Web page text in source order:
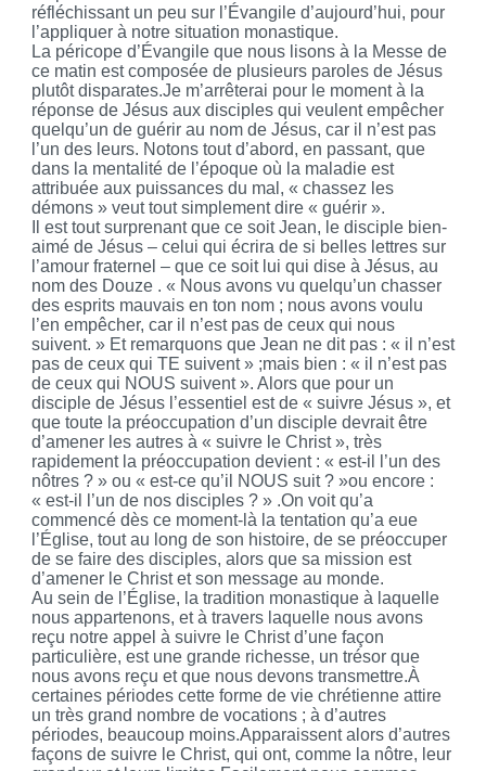
réfléchissant un peu sur l’Évangile d’aujourd’hui, pour
l’appliquer à notre situation monastique.
La péricope d’Évangile que nous lisons à la Messe de
ce matin est composée de plusieurs paroles de Jésus
plutôt disparates.Je m’arrêterai pour le moment à la
réponse de Jésus aux disciples qui veulent empêcher
quelqu’un de guérir au nom de Jésus, car il n’est pas
l’un des leurs. Notons tout d’abord, en passant, que
dans la mentalité de l’époque où la maladie est
attribuée aux puissances du mal, « chassez les
démons » veut tout simplement dire « guérir ».
Il est tout surprenant que ce soit Jean, le disciple bien-
aimé de Jésus – celui qui écrira de si belles lettres sur
l’amour fraternel – que ce soit lui qui dise à Jésus, au
nom des Douze . « Nous avons vu quelqu’un chasser
des esprits mauvais en ton nom ; nous avons voulu
l’en empêcher, car il n’est pas de ceux qui nous
suivent. » Et remarquons que Jean ne dit pas : « il n’est
pas de ceux qui TE suivent » ;mais bien : « il n’est pas
de ceux qui NOUS suivent ». Alors que pour un
disciple de Jésus l’essentiel est de « suivre Jésus », et
que toute la préoccupation d’un disciple devrait être
d’amener les autres à « suivre le Christ », très
rapidement la préoccupation devient : « est-il l’un des
nôtres ? » ou « est-ce qu’il NOUS suit ? »ou encore :
« est-il l’un de nos disciples ? » .On voit qu’a
commencé dès ce moment-là la tentation qu’a eue
l’Église, tout au long de son histoire, de se préoccuper
de se faire des disciples, alors que sa mission est
d’amener le Christ et son message au monde.
Au sein de l’Église, la tradition monastique à laquelle
nous appartenons, et à travers laquelle nous avons
reçu notre appel à suivre le Christ d’une façon
particulière, est une grande richesse, un trésor que
nous avons reçu et que nous devons transmettre.À
certaines périodes cette forme de vie chrétienne attire
un très grand nombre de vocations ; à d’autres
périodes, beaucoup moins.Apparaissent alors d’autres
façons de suivre le Christ, qui ont, comme la nôtre, leur